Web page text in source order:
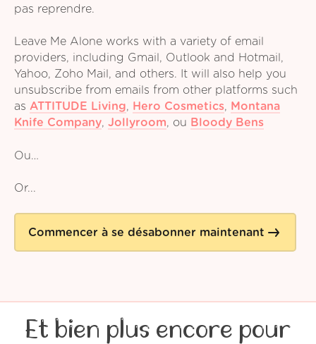
pas reprendre.
Leave Me Alone works with a variety of email
providers, including Gmail, Outlook and Hotmail,
Yahoo, Zoho Mail, and others. It will also help you
unsubscribe from emails from other platforms such
as ATTITUDE Living, Hero Cosmetics, Montana
Knife Company, Jollyroom, ou Bloody Bens
Ou…
Or...
Commencer à se désabonner maintenant
Et bien plus encore pour